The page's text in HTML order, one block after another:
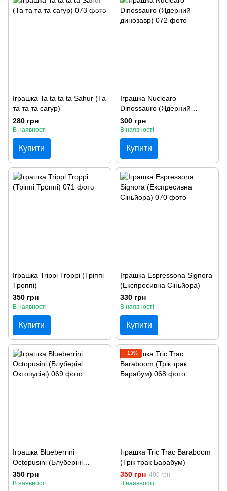
Іграшка Ta ta ta ta Sahur (Та
та та та сагур)
280 грн
В наявності
Купити
Іграшка Nuclearo
Dinossauro (Ядерний
динозавр)
300 грн
В наявності
Купити
Іграшка Trippi Troppi (Тріппі
Троппі)
350 грн
В наявності
Купити
Іграшка Espressona Signora
(Експресивна Сіньйора)
330 грн
В наявності
Купити
Іграшка Blueberrini
Octopusini (Блуберіні
Октопусіні)
350 грн
В наявності
−13%
Іграшка Tric Trac Baraboom
(Трік трак Барабум)
350 грн 400 грн
В наявності